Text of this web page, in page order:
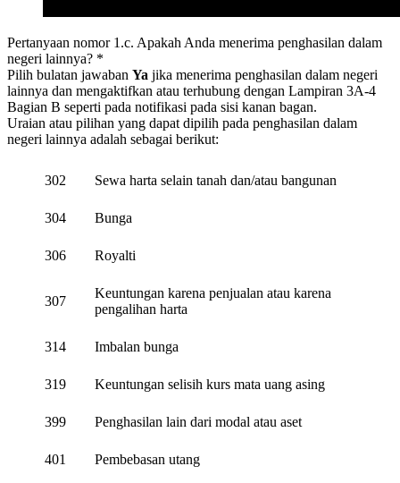
Pertanyaan nomor 1.c. Apakah Anda menerima penghasilan dalam
negeri lainnya? *
Pilih bulatan jawaban Ya jika menerima penghasilan dalam negeri
lainnya dan mengaktifkan atau terhubung dengan Lampiran 3A-4
Bagian B seperti pada notifikasi pada sisi kanan bagan.
Uraian atau pilihan yang dapat dipilih pada penghasilan dalam
negeri lainnya adalah sebagai berikut:
302 Sewa harta selain tanah dan/atau bangunan
304 Bunga
306 Royalti
307
Keuntungan karena penjualan atau karena
pengalihan harta
314 Imbalan bunga
319 Keuntungan selisih kurs mata uang asing
399 Penghasilan lain dari modal atau aset
401 Pembebasan utang